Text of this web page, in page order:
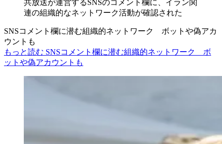
SNSコメント欄に潜む組織的ネットワーク ボットや偽アカ
ウントも
もっと読む SNSコメント欄に潜む組織的ネットワーク ボ
ットや偽アカウントも